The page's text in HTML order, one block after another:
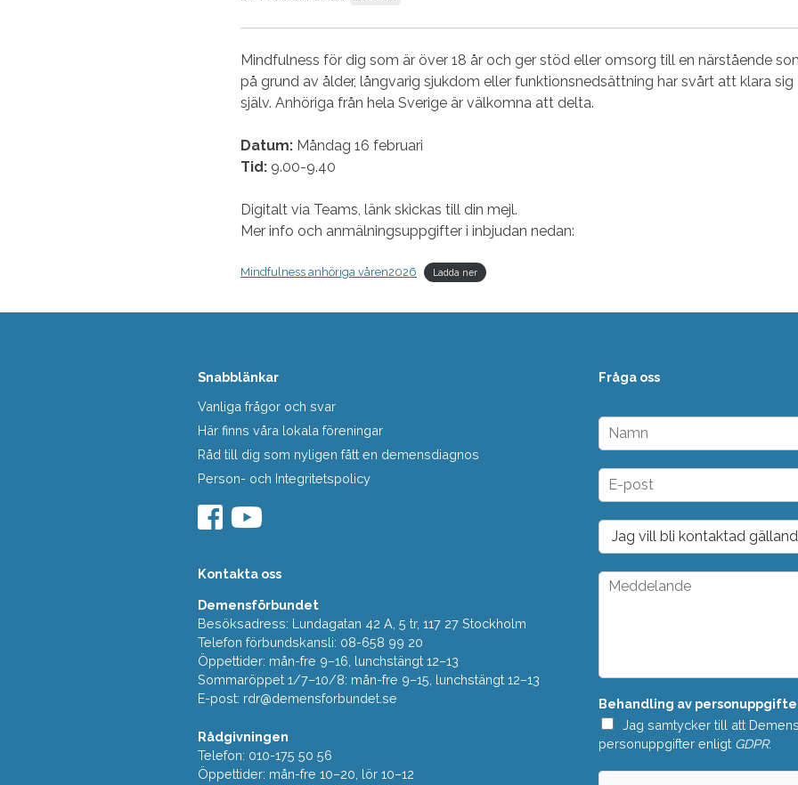
Mindfulness för dig som är över 18 år och ger stöd eller omsorg till en närstående
på grund av ålder, långvarig sjukdom eller funktionsnedsättning har svårt att klara sig
själv. Anhöriga från hela Sverige är välkomna att delta.
Datum: Måndag 16 februari
Tid: 9.00-9.40
Digitalt via Teams, länk skickas till din mejl.
Mer info och anmälningsuppgifter i inbjudan nedan:
Mindfulness anhöriga våren2026 Ladda ner
Snabblänkar
Vanliga frågor och svar
Här finns våra lokala föreningar
Råd till dig som nyligen fått en demensdiagnos
Person- och Integritetspolicy
Kontakta oss
Demensförbundet
Besöksadress: Lundagatan 42 A, 5 tr, 117 27 Stockholm
Telefon förbundskansli: 08-658 99 20
Öppettider: mån-fre 9–16, lunchstängt 12–13
Sommaröppet 1/7–10/8: mån-fre 9–15, lunchstängt 12–13
E-post: rdr@demensforbundet.se
Rådgivningen
Telefon: 010-175 50 56
Öppettider: mån-fre 10–20, lör 10–12
Fråga oss
N
m
n
E
p
o
t
*
D
o
p
M
a
d
e
*
Behandling av
Jag samtycker till att
personuppgifter enligt GDPR.